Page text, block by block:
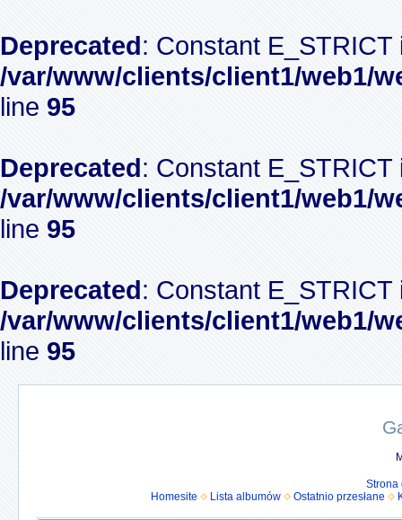
Deprecated: Constant
/var/www/clients/client1/web1/
line 95
Deprecated: Constant
/var/www/clients/client1/web1/
line 95
Deprecated: Constant
/var/www/clients/client1/web1/
line 95
Strona
Homesite
Lista albumów Ostatnio przesłane